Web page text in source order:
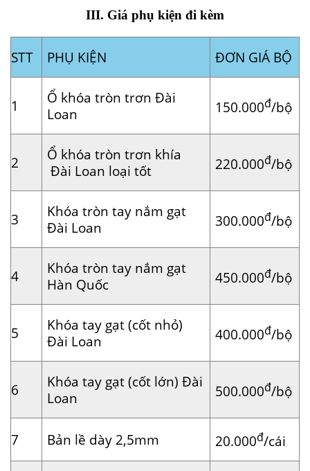
III. Giá phụ kiện đi kèm
STT PHỤ KIỆN ĐƠN GIÁ BỘ
1
Ổ khóa tròn trơn Đài
Loan
150.000đ/bộ
2
Ổ khóa tròn trơn khía
Đài Loan loại tốt
220.000đ/bộ
3
Khóa tròn tay nắm gạt
Đài Loan
300.000đ/bộ
4
Khóa tròn tay nắm gạt
Hàn Quốc
450.000đ/bộ
5
Khóa tay gạt (cốt nhỏ)
Đài Loan
400.000đ/bộ
6
Khóa tay gạt (cốt lớn) Đài
Loan
500.000đ/bộ
7 Bản lề dày 2,5mm 20.000đ/cái